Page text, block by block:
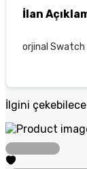
İlan
orjinal Swatch
İlgini